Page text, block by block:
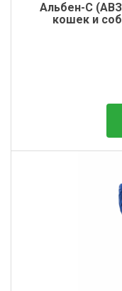
Альбен-С
кошек и